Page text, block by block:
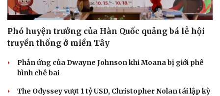
Phó huyện trưởng của Hàn Quốc quảng bá lễ hội
truyền thống ở miền Tây
Phản ứng của Dwayne Johnson khi Moana bị giới phê
bình chê bai
The Odyssey vượt 1 tỷ USD, Christopher Nolan tái lập kỳ